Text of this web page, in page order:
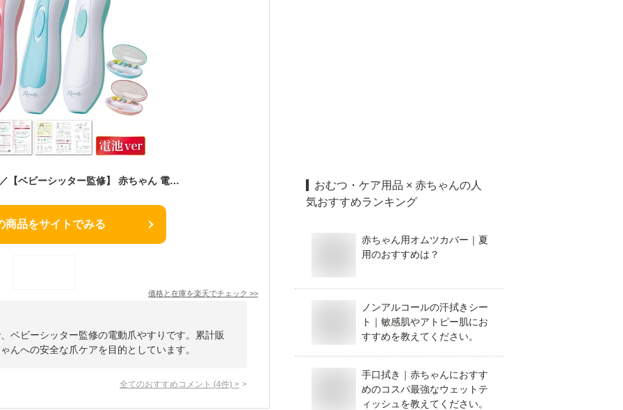
＼楽天ランキング1位／【ベビーシッター監修】 赤ちゃん 電動爪削り 電動爪けずり 電動つめけずり 電動つめ削り ベビー 電動 爪切り つめきり 赤ちゃん用 つめやすり つめけずり 爪やすり 爪けずり 爪削り ベビー用 つめ切り 爪ヤスリ 電池タイプ
商品をサイトでみる
価格と在庫を楽天でチェック >>
ベビーシッター監修の電動爪やすりです。累計販
んへの安全な爪ケアを目的としています。
全てのおすすめコメント (4件) >
おむつ・ケア用品 × 赤ちゃんの人
気おすすめランキング
赤ちゃん用オムツカバー｜夏
用のおすすめは？
ノンアルコールの汗拭きシー
ト｜敏感肌やアトピー肌にお
すすめを教えてください。
手口拭き｜赤ちゃんにおすす
めのコスパ最強なウェットテ
ィッシュを教えてください。